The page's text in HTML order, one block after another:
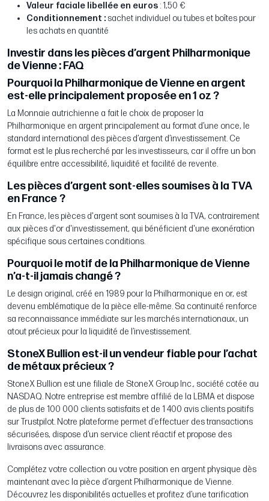
Valeur faciale libellée en euros : 1,50 €
Conditionnement : sachet individuel ou tubes et boîtes pour
les achats en quantité
Investir dans les pièces d’argent Philharmonique
de Vienne : FAQ
Pourquoi la Philharmonique de Vienne en argent
est-elle principalement proposée en 1 oz ?
La Monnaie autrichienne a fait le choix de proposer la
Philharmonique en argent principalement au format d’une once, le
standard international des pièces d’argent d’investissement. Ce
format est le plus recherché par les investisseurs, car il offre un bon
équilibre entre accessibilité, liquidité et facilité de revente.
Les pièces d’argent sont-elles soumises à la TVA
en France ?
En France, les pièces d'argent sont soumises à la TVA, contrairement
aux pièces d'or d'investissement, qui bénéficient d'une exonération
spécifique sous certaines conditions.
Pourquoi le motif de la Philharmonique de Vienne
n’a-t-il jamais changé ?
Le design original, créé en 1989 pour la Philharmonique en or, est
devenu emblématique de la pièce elle-même. Sa continuité renforce
sa reconnaissance immédiate sur les marchés internationaux, un
atout précieux pour la liquidité de l’investissement.
StoneX Bullion est-il un vendeur fiable pour l’achat
de métaux précieux ?
StoneX Bullion est une filiale de StoneX Group Inc., société cotée au
NASDAQ. Notre entreprise est membre affilié de la LBMA et dispose
de plus de 100 000 clients satisfaits et de 1 400 avis clients positifs
sur Trustpilot. Notre plateforme permet d’effectuer des transactions
sécurisées, dispose d’un service client réactif et propose des
livraisons avec assurance.
Complétez votre collection ou votre position en argent physique dès
maintenant avec la pièce d’argent Philharmonique de Vienne.
Découvrez les disponibilités actuelles et profitez d’une tarification